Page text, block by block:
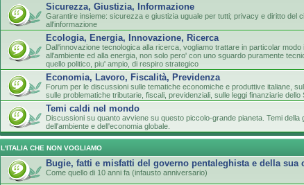
Sicurezza, Giustizia, Informazione
Garantire insieme: sicurezza e giustizia uguale per tutti; privacy e diritto del
all'informazione
Ecologia, Energia, Innovazione, Ricerca
Dall'innovazione tecnologica alla ricerca, vogliamo trattare in particolar modo
all'ambiente ed alla energia, non solo pero' con uno sguardo puramente
quello politico, piu' ampio, di respiro strategico
Economia, Lavoro, Fiscalità, Previdenza
Forum per le discussioni sulle tematiche economiche e produttive italiane,
sulle problematiche tributarie, fiscali, previdenziali, sulle leggi finanziarie dello
Temi caldi nel mondo
Discussioni su quanto avviene su questo piccolo-grande pianeta. Temi della
dell'ambiente e dell'economia globale.
L'ITALIA CHE NON VOGLIAMO
Bugie, fatti e misfatti del governo pentaleghista e della sua
Come quello di 10 anni fa (infausto anniversario)